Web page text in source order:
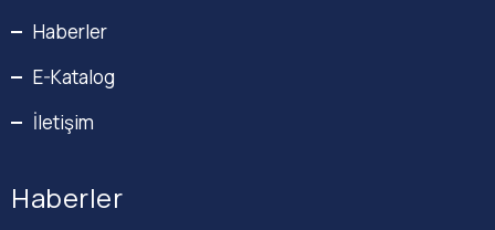
Haberler
E-Katalog
İletişim
Haberler